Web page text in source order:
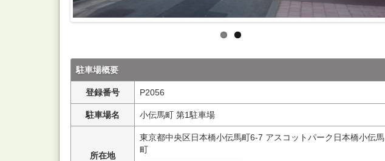
駐車場概要
登録番号 P2056
駐車場名 小伝馬町 第1駐車場
所在地
東京都中央区日本橋小伝馬町6-7 アスコットパーク日本橋小伝馬
町